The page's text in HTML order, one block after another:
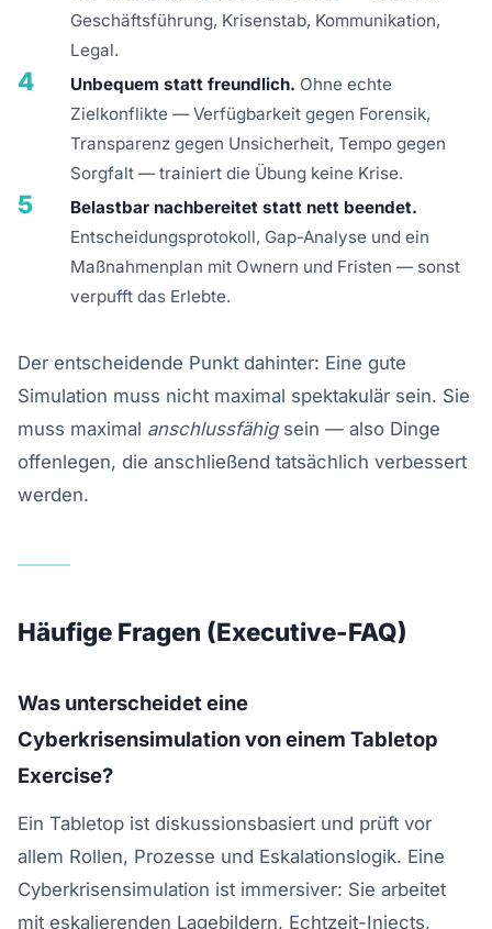
Geschäftsführung, Krisenstab, Kommunikation,
Legal.
4 Unbequem statt freundlich. Ohne echte
Zielkonflikte — Verfügbarkeit gegen Forensik,
Transparenz gegen Unsicherheit, Tempo gegen
Sorgfalt — trainiert die Übung keine Krise.
5
Belastbar nachbereitet statt nett beendet.
Entscheidungsprotokoll, Gap-Analyse und ein
Maßnahmenplan mit Ownern und Fristen — sonst
verpufft das Erlebte.
Der entscheidende Punkt dahinter: Eine gute
Simulation muss nicht maximal spektakulär sein. Sie
muss maximal anschlussfähigsein — also Dinge
offenlegen, die anschließend tatsächlich verbessert
werden.
Häufige Fragen (Executive-FAQ)
Was unterscheidet eine
Cyberkrisensimulation von einem Tabletop
Exercise?
Ein Tabletop ist diskussionsbasiert und prüft vor
allem Rollen, Prozesse und Eskalationslogik. Eine
Cyberkrisensimulation ist immersiver: Sie arbeitet
mit eskalierenden Lagebildern, Echtzeit-Injects,